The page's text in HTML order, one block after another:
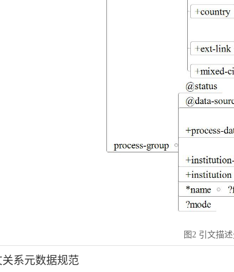
图2 引文描
关系元数据规范